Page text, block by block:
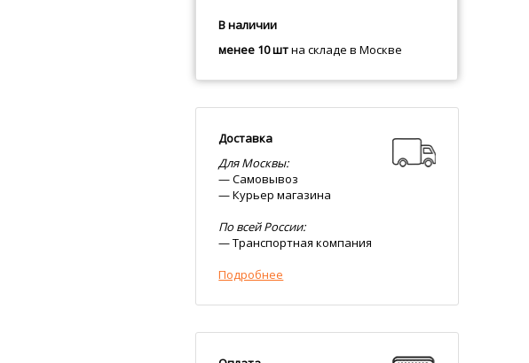
В наличии
менее 10 штна складе в Москве
Доставка
Для Москвы:
— Самовывоз
— Курьер магазина
По всей России:
— Транспортная компания
Подробнее